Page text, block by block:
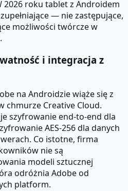
2026 roku tablet z Androidem
— nie zastępujące,
możliwości twórcze w
i integracja z
na Androidzie wiąże się z
chmurze Creative Cloud.
szyfrowanie end-to-end dla
AES-256 dla danych
Co istotne, firma
nie są
modeli sztucznej
odróżnia Adobe od
platform.